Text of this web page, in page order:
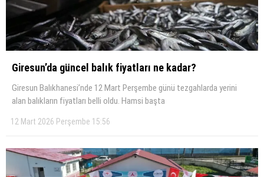
Giresun’da güncel balık fiyatları ne kadar?
Giresun Balıkhanesi’nde 12 Mart Perşembe günü tezgahlarda yerini
alan balıkların fiyatları belli oldu. Hamsi başta
12 Mart 2026 Perşembe 15:56